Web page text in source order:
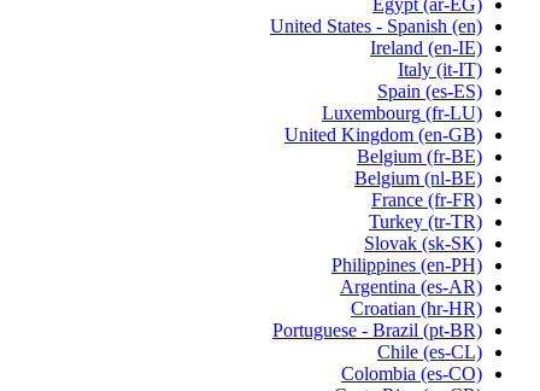
Egypt (ar-EG)
United States - Spanish (en)
Ireland (en-IE)
Italy (it-IT)
Spain (es-ES)
Luxembourg (fr-LU)
United Kingdom (en-GB)
Belgium (fr-BE)
Belgium (nl-BE)
France (fr-FR)
Turkey (tr-TR)
Slovak (sk-SK)
Philippines (en-PH)
Argentina (es-AR)
Croatian (hr-HR)
Portuguese - Brazil (pt-BR)
Chile (es-CL)
Colombia (es-CO)